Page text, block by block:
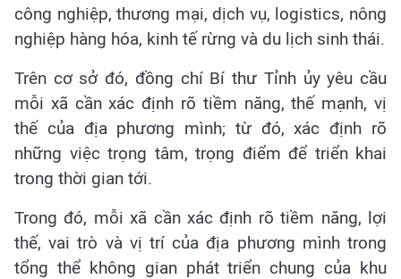
công nghiệp, thương mại, dịch vụ, logistics, nông
nghiệp hàng hóa, kinh tế rừng và du lịch sinh thái.
Trên cơ sở đó, đồng chí Bí thư Tỉnh ủy yêu cầu
mỗi xã cần xác định rõ tiềm năng, thế mạnh, vị
thế của địa phương mình; từ đó, xác định rõ
những việc trọng tâm, trọng điểm để triển khai
trong thời gian tới.
Trong đó, mỗi xã cần xác định rõ tiềm năng, lợi
thế, vai trò và vị trí của địa phương mình trong
tổng thể không gian phát triển chung của khu